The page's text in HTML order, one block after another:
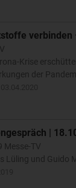
verbinden
Krise
der
|
Messe-TV
Lüling und Guido